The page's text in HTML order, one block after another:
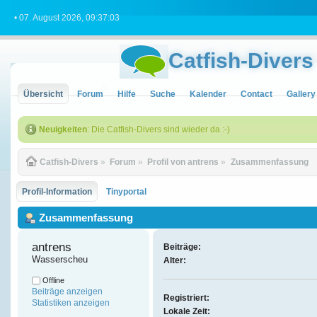
• 07. August 2026, 09:37:03
Catfish-Divers
Übersicht Forum Hilfe Suche Kalender Contact Gallery
Neuigkeiten: Die Catfish-Divers sind wieder da :-)
Catfish-Divers » Forum » Profil von antrens » Zusammenfassung
Profil-Information Tinyportal
Zusammenfassung
antrens
Wasserscheu
Offline
Beiträge anzeigen
Statistiken anzeigen
Beiträge:
Alter:
Registriert:
Lokale Zeit: